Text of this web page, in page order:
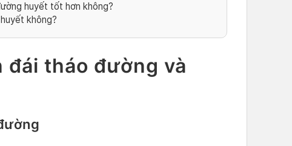
huyết tốt hơn không?
không?
đái tháo đường và